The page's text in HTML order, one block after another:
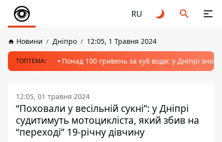
RU
Новини Дніпро 12:05, 1 Травня 2024
ТОПТЕМА: Понад 100 гривень за куб води: у Дніпрі
12:05, 01 травня 2024
“Поховали у весільній сукні”: у Дніпрі
судитимуть мотоцикліста, який збив на
“переході” 19-річну дівчину